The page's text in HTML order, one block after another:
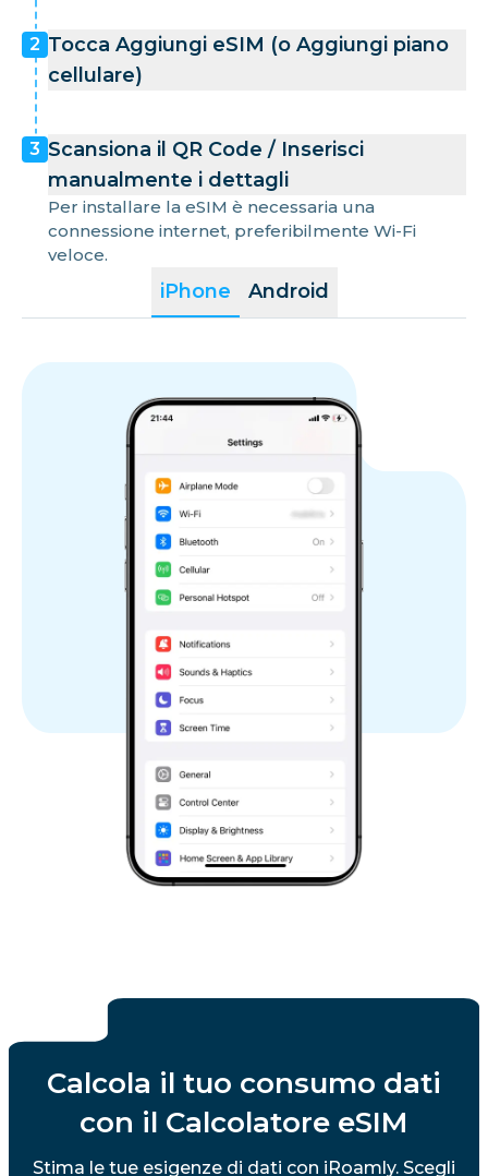
iPhone Android
2 Tocca Aggiungi eSIM (o Aggiungi piano
cellulare)
3 Scansiona il QR Code / Inserisci
manualmente i dettagli
Per installare la eSIM è necessaria una
connessione internet, preferibilmente Wi-Fi
veloce.
Calcola il tuo consumo dati
con il Calcolatore eSIM
Stima le tue esigenze di dati con iRoamly. Scegli